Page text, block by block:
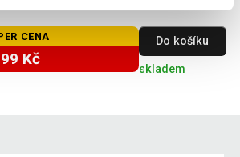
CENA
Kč
Do košíku
skladem